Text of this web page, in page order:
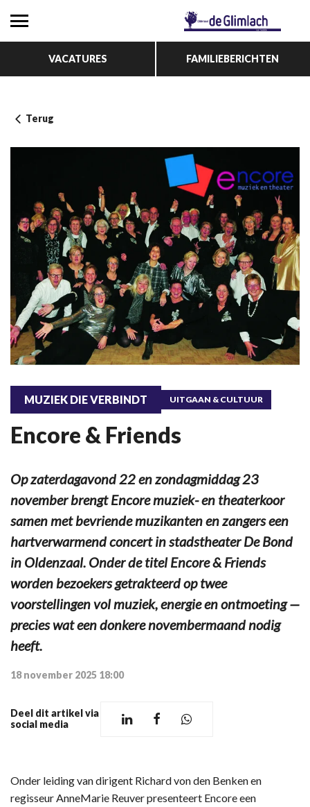
VACATURES FAMILIEBERICHTEN
Terug
MUZIEK DIE VERBINDT UITGAAN & CULTUUR
Encore & Friends
Op zaterdagavond 22 en zondagmiddag 23
november brengt Encore muziek- en theaterkoor
samen met bevriende muzikanten en zangers een
hartverwarmend concert in stadstheater De Bond
in Oldenzaal. Onder de titel Encore & Friends
worden bezoekers getrakteerd op twee
voorstellingen vol muziek, energie en ontmoeting —
precies wat een donkere novembermaand nodig
heeft.
18 november 2025 18:00
Deel dit artikel via
social media
Onder leiding van dirigent Richard von den Benken en
regisseur AnneMarie Reuver presenteert Encore een